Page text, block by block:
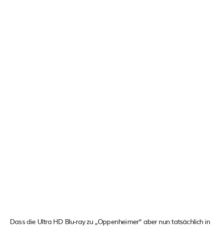
Dass die Ultra HD Blu-ray zu „Oppenheimer“ aber nun tatsächlich in